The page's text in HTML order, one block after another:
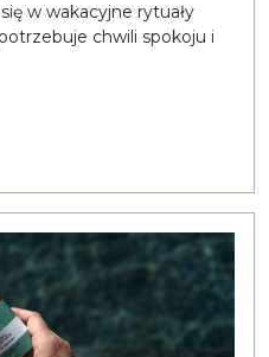
w wakacyjne rytuały
chwili spokoju i